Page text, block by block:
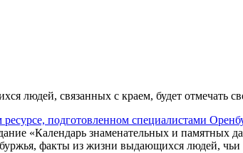
людей, связанных с краем, будет отмечать
подготовленном специалистами
«Календарь знаменательных и памятных
факты из жизни выдающихся людей, чьи